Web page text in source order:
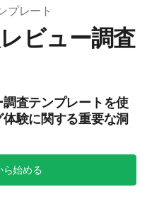
プレート
ビュー調査
査テンプレートを使
験に関する重要な洞
始める